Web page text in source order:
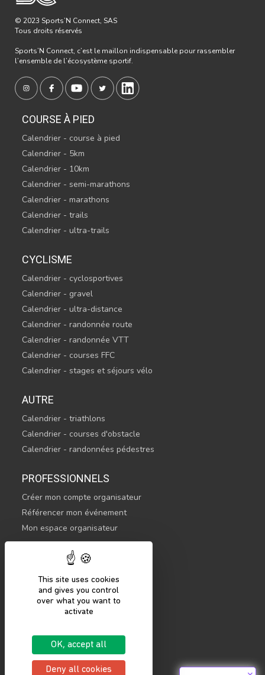
This site uses cookies
and gives you control
over what you want to
activate
OK, accept all
Deny all cookies
© 2023 Sports’N Connect, SAS
Tous droits réservés
Sports’N Connect, c’est le maillon indispensable pour rassembler
l’ensemble de l’écosystème sportif.
COURSE À PIED
Calendrier - course à pied
Calendrier - 5km
Calendrier - 10km
Calendrier - semi-marathons
Calendrier - marathons
Calendrier - trails
Calendrier - ultra-trails
CYCLISME
Calendrier - cyclosportives
Calendrier - gravel
Calendrier - ultra-distance
Calendrier - randonnée route
Calendrier - randonnée VTT
Calendrier - courses FFC
Calendrier - stages et séjours vélo
AUTRE
Calendrier - triathlons
Calendrier - courses d'obstacle
Calendrier - randonnées pédestres
PROFESSIONNELS
Créer mon compte organisateur
Référencer mon événement
Mon espace organisateur
CONTACTEZ-NOUS
COMMENCER
Se connecter
Mentions légales
Politique de confidentialité